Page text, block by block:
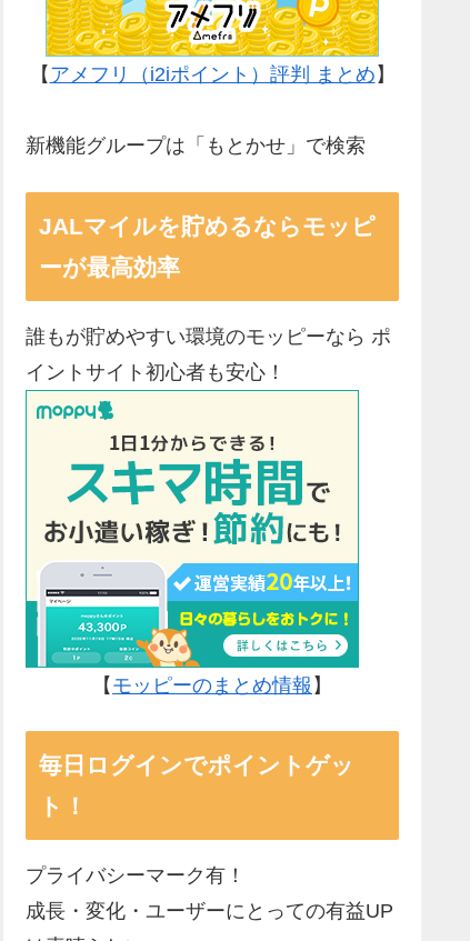
【 アメフリ（i2iポイント）評判 まとめ 】
新機能グループは「もとかせ」で検索
JALマイルを貯めるならモッピ
ーが最高効率
誰もが貯めやすい環境のモッピーなら ポ
イントサイト初心者も安心！
【 モッピーのまとめ情報 】
毎日ログインでポイントゲッ
ト！
プライバシーマーク有！
成長・変化・ユーザーにとっての有益UP